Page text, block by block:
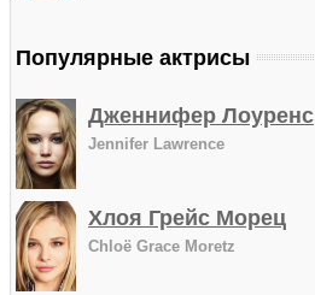
Популярные актрисы
Дженнифер Лоуренс
Jennifer Lawrence
Хлоя Грейс Морец
Chloë Grace Moretz